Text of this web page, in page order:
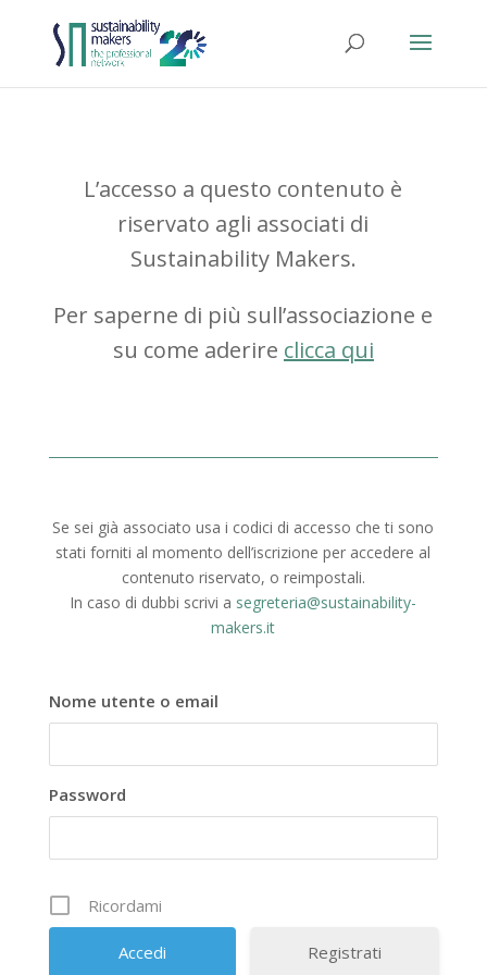
L’accesso a questo contenuto è
riservato agli associati di
Sustainability Makers.
Per saperne di più sull’associazione e
su come aderire clicca qui
Se sei già associato usa i codici di accesso che ti sono
stati forniti al momento dell’iscrizione per accedere al
contenuto riservato, o reimpostali.
In caso di dubbi scrivi a segreteria@sustainability-
makers.it
Nome utente o email
Password
Ricordami
Registrati